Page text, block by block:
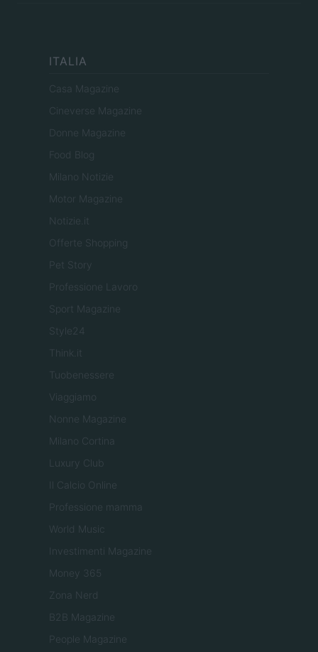
ITALIA
Casa Magazine
Cineverse Magazine
Donne Magazine
Food Blog
Milano Notizie
Motor Magazine
Notizie.it
Offerte Shopping
Pet Story
Professione Lavoro
Sport Magazine
Style24
Think.it
Tuobenessere
Viaggiamo
Nonne Magazine
Milano Cortina
Luxury Club
Il Calcio Online
Professione mamma
World Music
Investimenti Magazine
Money 365
Zona Nerd
B2B Magazine
People Magazine